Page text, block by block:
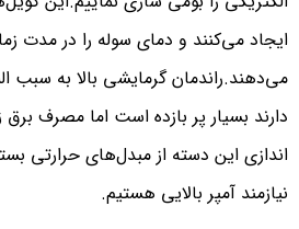
ایجاد می‌کنند و دمای سوله را در مدت
می‌دهند.راندمان گرمایشی بالا به سبب
دارند بسیار پر بازده است اما مصرف برق
اندازی این دسته از مبدل‌های حرارتی
نیازمند آمپر بالایی هستیم.